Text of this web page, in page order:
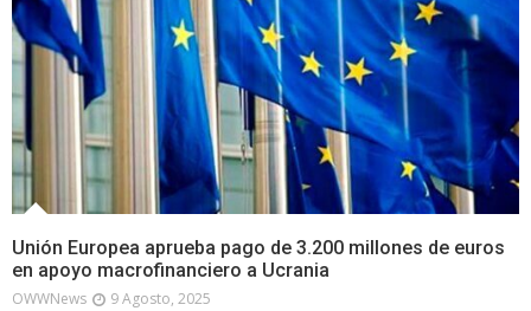
Unión Europea aprueba pago de 3.200 millones de euros
en apoyo macrofinanciero a Ucrania
OWWNews 9 Agosto, 2025